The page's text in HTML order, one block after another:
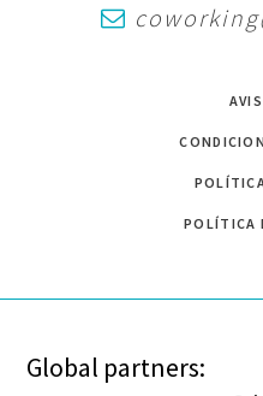
POLÍTICA
Global partners: